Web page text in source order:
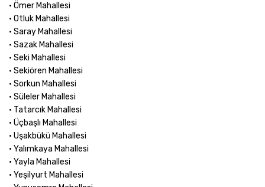
• Ömer Mahallesi
• Otluk Mahallesi
• Saray Mahallesi
• Sazak Mahallesi
• Seki Mahallesi
• Sekiören Mahallesi
• Sorkun Mahallesi
• Süleler Mahallesi
• Tatarcık Mahallesi
• Üçbaşlı Mahallesi
• Uşakbükü Mahallesi
• Yalımkaya Mahallesi
• Yayla Mahallesi
• Yeşilyurt Mahallesi